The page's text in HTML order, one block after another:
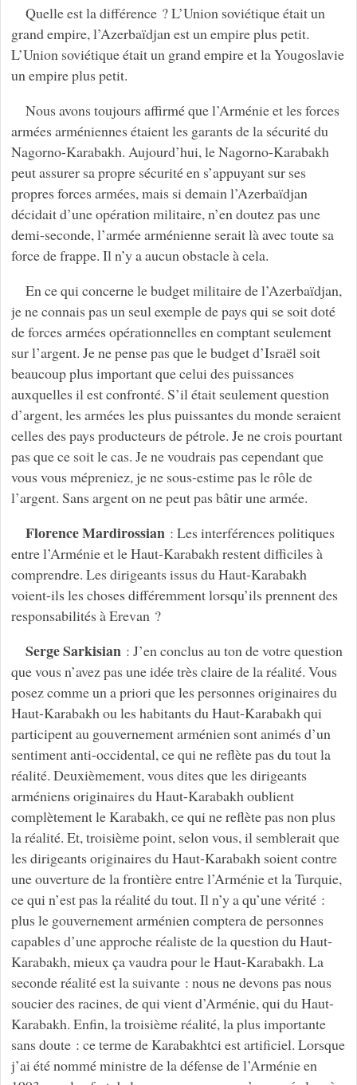
Quelle est la différence ? L’Union soviétique était un
grand empire, l’Azerbaïdjan est un empire plus petit.
L’Union soviétique était un grand empire et la Yougoslavie
un empire plus petit.
Nous avons toujours affirmé que l’Arménie et les forces
armées arméniennes étaient les garants de la sécurité du
Nagorno-Karabakh. Aujourd’hui, le Nagorno-Karabakh
peut assurer sa propre sécurité en s’appuyant sur ses
propres forces armées, mais si demain l’Azerbaïdjan
décidait d’une opération militaire, n’en doutez pas une
demi-seconde, l’armée arménienne serait là avec toute sa
force de frappe. Il n’y a aucun obstacle à cela.
En ce qui concerne le budget militaire de l’Azerbaïdjan,
je ne connais pas un seul exemple de pays qui se soit doté
de forces armées opérationnelles en comptant seulement
sur l’argent. Je ne pense pas que le budget d’Israël soit
beaucoup plus important que celui des puissances
auxquelles il est confronté. S’il était seulement question
d’argent, les armées les plus puissantes du monde seraient
celles des pays producteurs de pétrole. Je ne crois pourtant
pas que ce soit le cas. Je ne voudrais pas cependant que
vous vous mépreniez, je ne sous-estime pas le rôle de
l’argent. Sans argent on ne peut pas bâtir une armée.
Florence Mardirossian: Les interférences politiques
entre l’Arménie et le Haut-Karabakh restent difficiles à
comprendre. Les dirigeants issus du Haut-Karabakh
voient-ils les choses différemment lorsqu’ils prennent des
responsabilités à Erevan ?
Serge Sarkisian: J’en conclus au ton de votre question
que vous n’avez pas une idée très claire de la réalité. Vous
posez comme un a priori que les personnes originaires du
Haut-Karabakh ou les habitants du Haut-Karabakh qui
participent au gouvernement arménien sont animés d’un
sentiment anti-occidental, ce qui ne reflète pas du tout la
réalité. Deuxièmement, vous dites que les dirigeants
arméniens originaires du Haut-Karabakh oublient
complètement le Karabakh, ce qui ne reflète pas non plus
la réalité. Et, troisième point, selon vous, il semblerait que
les dirigeants originaires du Haut-Karabakh soient contre
une ouverture de la frontière entre l’Arménie et la Turquie,
ce qui n’est pas la réalité du tout. Il n’y a qu’une vérité :
plus le gouvernement arménien comptera de personnes
capables d’une approche réaliste de la question du Haut-
Karabakh, mieux ça vaudra pour le Haut-Karabakh. La
seconde réalité est la suivante : nous ne devons pas nous
soucier des racines, de qui vient d’Arménie, qui du Haut-
Karabakh. Enfin, la troisième réalité, la plus importante
sans doute : ce terme de Karabakhtci est artificiel. Lorsque
j’ai été nommé ministre de la défense de l’Arménie en